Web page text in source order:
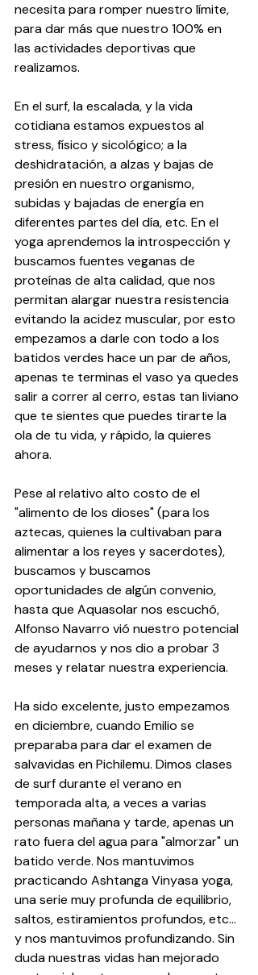
necesita para romper nuestro límite,
para dar más que nuestro 100% en
las actividades deportivas que
realizamos.
En el surf, la escalada, y la vida
cotidiana estamos expuestos al
stress, físico y sicológico; a la
deshidratación, a alzas y bajas de
presión en nuestro organismo,
subidas y bajadas de energía en
diferentes partes del día, etc. En el
yoga aprendemos la introspección y
buscamos fuentes veganas de
proteínas de alta calidad, que nos
permitan alargar nuestra resistencia
evitando la acidez muscular, por esto
empezamos a darle con todo a los
batidos verdes hace un par de años,
apenas te terminas el vaso ya quedes
salir a correr al cerro, estas tan liviano
que te sientes que puedes tirarte la
ola de tu vida, y rápido, la quieres
ahora.
Pese al relativo alto costo de el
"alimento de los dioses" (para los
aztecas, quienes la cultivaban para
alimentar a los reyes y sacerdotes),
buscamos y buscamos
oportunidades de algún convenio,
hasta que Aquasolar nos escuchó,
Alfonso Navarro vió nuestro potencial
de ayudarnos y nos dio a probar 3
meses y relatar nuestra experiencia.
Ha sido excelente, justo empezamos
en diciembre, cuando Emilio se
preparaba para dar el examen de
salvavidas en Pichilemu. Dimos clases
de surf durante el verano en
temporada alta, a veces a varias
personas mañana y tarde, apenas un
rato fuera del agua para "almorzar" un
batido verde. Nos mantuvimos
practicando Ashtanga Vinyasa yoga,
una serie muy profunda de equilibrio,
saltos, estiramientos profundos, etc...
y nos mantuvimos profundizando. Sin
duda nuestras vidas han mejorado